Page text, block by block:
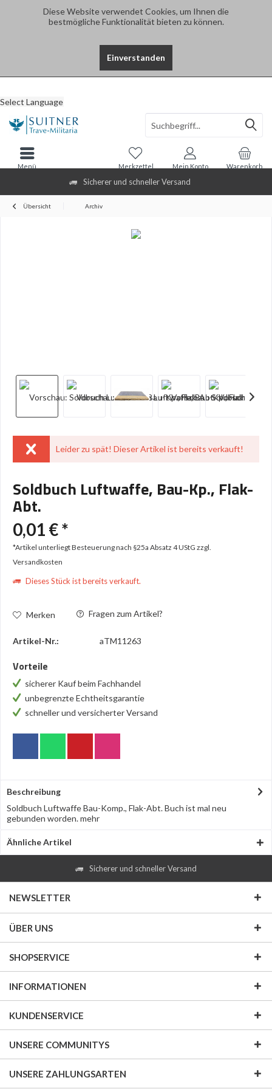
Diese Website verwendet Cookies, um Ihnen die
bestmögliche Funktionalität bieten zu können.
Einverstanden
Sicherer und schneller Versand
Select Language
Warenkorb
Merkzettel Mein Konto
Menü
Übersicht Archiv
Leider zu spät! Dieser Artikel ist bereits verkauft!
Soldbuch Luftwaffe, Bau-Kp., Flak-
Abt.
0,01 € *
*Artikel unterliegt Besteuerung nach §25a Absatz 4 UStG zzgl.
Versandkosten
Dieses Stück ist bereits verkauft.
Merken Fragen zum Artikel?
Artikel-Nr.: aTM11263
Vorteile
sicherer Kauf beim Fachhandel
unbegrenzte Echtheitsgarantie
schneller und versicherter Versand
Beschreibung
Soldbuch Luftwaffe Bau-Komp., Flak-Abt. Buch ist mal neu
gebunden worden.mehr
Ähnliche Artikel
Sicherer und schneller Versand
NEWSLETTER
ÜBER UNS
SHOPSERVICE
INFORMATIONEN
KUNDENSERVICE
UNSERE COMMUNITYS
UNSERE ZAHLUNGSARTEN